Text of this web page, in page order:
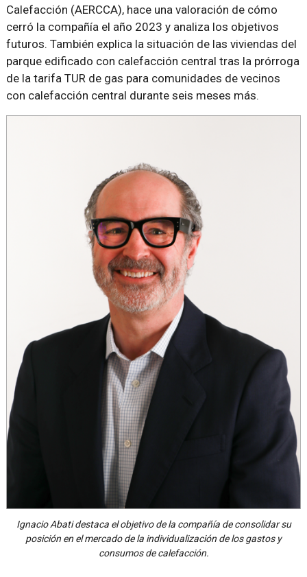
Calefacción (AERCCA), hace una valoración de cómo
cerró la compañía el año 2023 y analiza los objetivos
futuros. También explica la situación de las viviendas del
parque edificado con calefacción central tras la prórroga
de la tarifa TUR de gas para comunidades de vecinos
con calefacción central durante seis meses más.
Ignacio Abati destaca el objetivo de la compañía de consolidar su
posición en el mercado de la individualización de los gastos y
consumos de calefacción.